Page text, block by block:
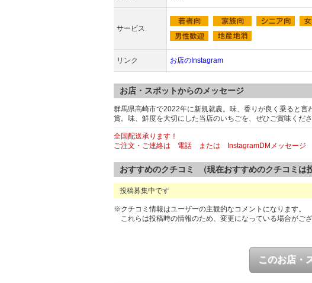
サービス
リンク お店のInstagram
お店・スポットからのメッセージ
群馬県高崎市で2022年に新規就農。味、香りが良く乗ると
賞。味、鮮度を大切にした当店のいちごを、ぜひご賞味くださ
全国配送承ります！
ご注文・ご連絡は 電話 または InstagramDMメッセージ
おすすめのクチコミ （現在おすすめのクチコミは
投稿募集中です
※クチコミ情報はユーザーの主観的なコメントになります。
これらは投稿時の情報のため、変更になっている場合がご
このお店・